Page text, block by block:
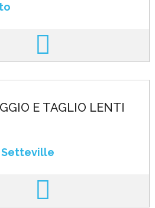
E TAGLIO LENTI